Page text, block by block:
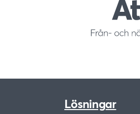
Lösningar